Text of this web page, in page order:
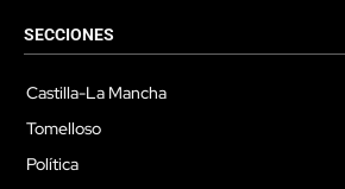
SECCIONES
Castilla-La Mancha
Tomelloso
Política